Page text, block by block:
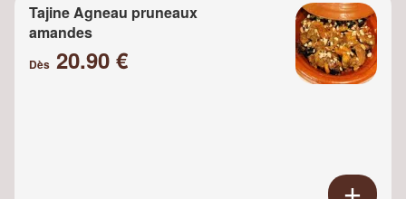
Tajine Agneau pruneaux
amandes
Dès 20.90 €